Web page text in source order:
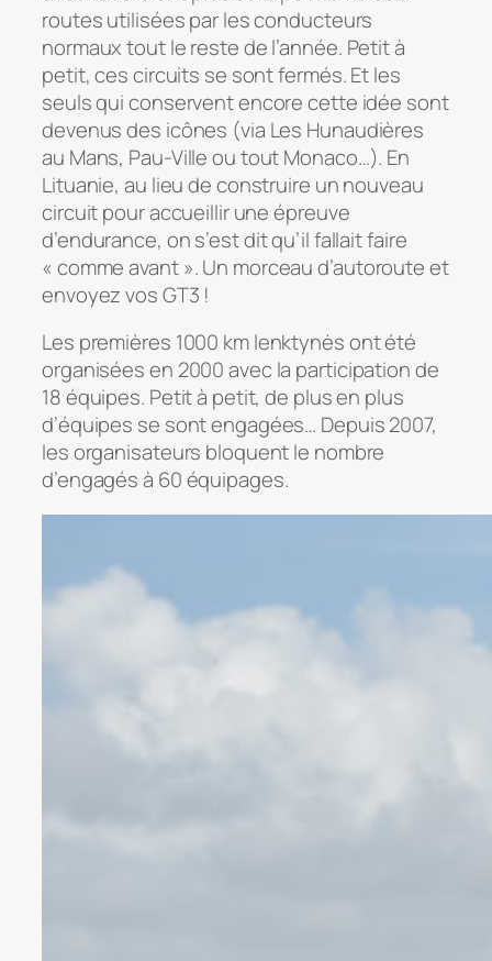
routes utilisées par les conducteurs
normaux tout le reste de l’année. Petit à
petit, ces circuits se sont fermés. Et les
seuls qui conservent encore cette idée sont
devenus des icônes (via Les Hunaudières
au Mans, Pau-Ville ou tout Monaco…). En
Lituanie, au lieu de construire un nouveau
circuit pour accueillir une épreuve
d’endurance, on s’est dit qu’il fallait faire
« comme avant ». Un morceau d’autoroute et
envoyez vos GT3 !
Les premières 1000 km lenktynės ont été
organisées en 2000 avec la participation de
18 équipes. Petit à petit, de plus en plus
d’équipes se sont engagées… Depuis 2007,
les organisateurs bloquent le nombre
d’engagés à 60 équipages.